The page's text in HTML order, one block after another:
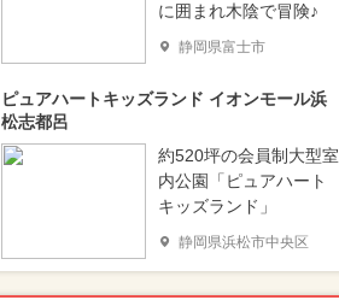
に囲まれ木陰で冒険♪
静岡県富士市
ピュアハートキッズランド イオンモール浜
松志都呂
約520坪の会員制大型室
内公園「ピュアハート
キッズランド」
静岡県浜松市中央区